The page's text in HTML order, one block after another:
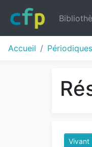
Accueil Périodiques
Vivant